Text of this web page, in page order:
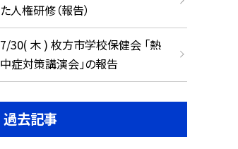
た人権研修（報告）
7/30( 木 ) 枚方市学校保健会 「熱
中症対策講演会」の報告
過去記事